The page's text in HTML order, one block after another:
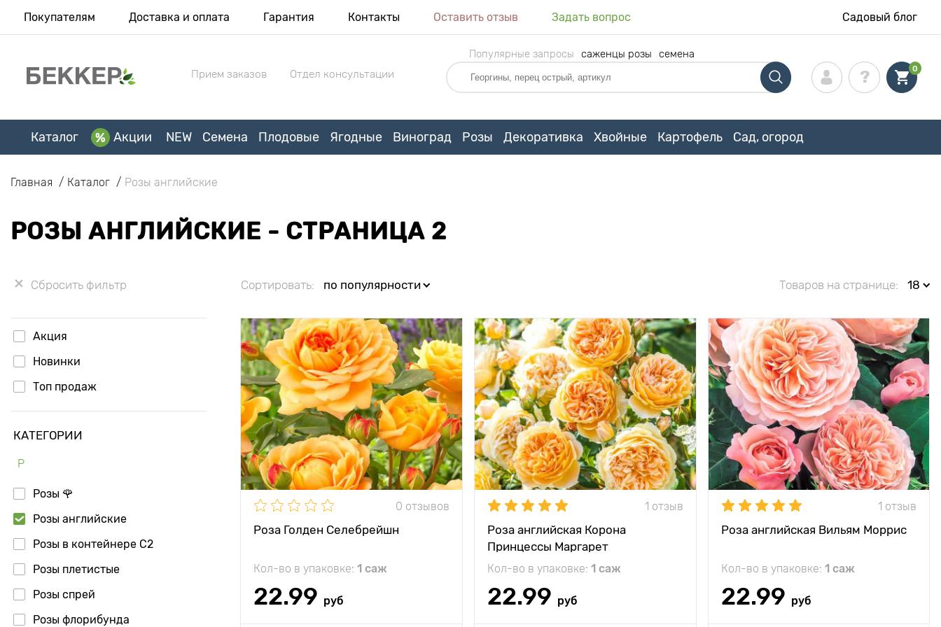
Покупателям Доставка и оплата Гарантия Контакты Оставить отзыв Задать вопрос Садовый блог
Прием заказов Отдел консультации
Популярные запросы саженцы розы семена
0
Каталог Акции NEW Семена Плодовые Ягодные Виноград Розы Декоративка Хвойные Картофель Сад, огород
Главная Каталог Розы английские
РОЗЫ АНГЛИЙСКИЕ - СТРАНИЦА 2
Сбросить фильтр
Акция
Новинки
Топ продаж
КАТЕГОРИИ
Р
Розы 🌹
Розы английские
Розы в контейнере С2
Розы плетистые
Розы спрей
Розы флорибунда
Сортировать: по популярности Товаров на странице: 18
0 отзывов
Роза Голден Селебрейшн
Кол-во в упаковке: 1 саж
22.99 руб
Особенности
любима всеми
розоводами мира!
Высота растения
120 - 150 см, ширина
куста 100 см
Растояние между
растениями
100 - 150 см
Местоположение солнечное место
Морозостойкость минус 23°С
1 отзыв
Роза английская Корона
Принцессы Маргарет
Кол-во в упаковке: 1 саж
22.99 руб
Особенности
аромат старинной
розы с фруктовыми
нотками
Высота растения
150- 180 см, ширина
куста 100 см
Растояние между
растениями
100 - 150 см
Местоположение солнечное место
Морозостойкость
1 отзыв
Роза английская Вильям Моррис
Кол-во в упаковке: 1 саж
22.99 руб
Особенности
выдержит любую
конкуренцию
Высота растения
120 - 150 см, ширина
куста 90 см
Растояние между
растениями
100 - 150 см
Местоположение солнечное место
Морозостойкость минус 23°С